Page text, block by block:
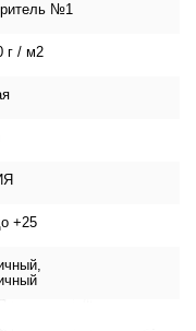
№1
г / м2
+25